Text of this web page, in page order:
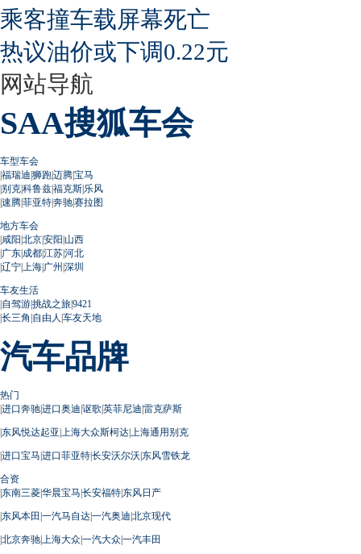
乘客撞车载屏幕死亡
热议油价或下调0.22元
网站导航
SAA搜狐车会
车型车会
|福瑞迪|狮跑|迈腾|宝马
|别克|科鲁兹|福克斯|乐风
|速腾|菲亚特|奔驰|赛拉图
地方车会
|咸阳|北京|安阳|山西
|广东|成都|江苏|河北
|辽宁| 上海|广州 |深圳
车友生活
|自驾游|挑战之旅|9421
|长三角 |自由人 |车友天地
汽车品牌
热门
|进口奔驰|进口奥迪|讴歌|英菲尼迪|雷克萨斯
|东风悦达起亚| 上海大众斯柯达| 上海通用别克
|进口宝马|进口菲亚特|长安沃尔沃|东风雪铁龙
合资
|东南三菱|华晨宝马|长安福特|东风日产
|东风本田 |一汽马自达|一汽奥迪|北京现代
|北京奔驰| 上海大众|一汽大众|一汽丰田